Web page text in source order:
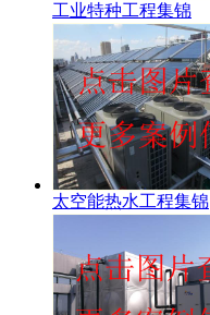
工业特种工程集锦
太空能热水工程集锦